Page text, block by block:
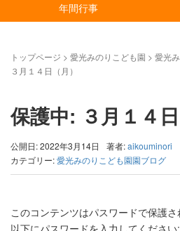
年間行事
トップページ > 愛光みのりこども園 > 愛光
３月１４日（月）
保護中: ３月１４日
公開日: 2022年3月14日 著者:aikouminori
カテゴリー:愛光みのりこども園園ブログ
このコンテンツはパスワードで保護
以下にパスワードを入力してください: